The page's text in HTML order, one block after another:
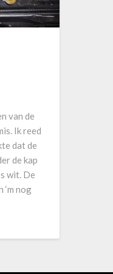
van de
Ik reed
dat de
de kap
wit. De
‘m nog